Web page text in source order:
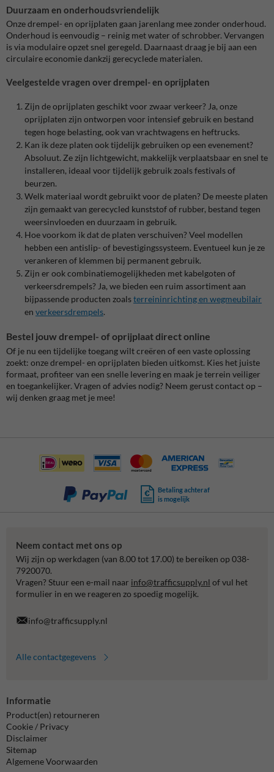
Duurzaam en onderhoudsvriendelijk
Onze drempel- en oprijplaten gaan jarenlang mee zonder onderhoud.
Onderhoud is eenvoudig – reinig met water of schrobber. Vervangen
is via modulaire opzet snel geregeld. Daarnaast draag je bij aan een
circulaire economie dankzij gerecyclede materialen.
Veelgestelde vragen over drempel- en oprijplaten
Zijn de oprijplaten geschikt voor zwaar verkeer? Ja, onze
oprijplaten zijn ontworpen voor intensief gebruik en bestand
tegen hoge belasting, ook van vrachtwagens en heftrucks.
Kan ik deze platen ook tijdelijk gebruiken op een evenement?
Absoluut. Ze zijn lichtgewicht, makkelijk verplaatsbaar en snel te
installeren, ideaal voor tijdelijk gebruik zoals festivals of
beurzen.
Welk materiaal wordt gebruikt voor de platen? De meeste platen
zijn gemaakt van gerecycled kunststof of rubber, bestand tegen
weersinvloeden en duurzaam in gebruik.
Hoe voorkom ik dat de platen verschuiven? Veel modellen
hebben een antislip- of bevestigingssysteem. Eventueel kun je ze
verankeren of klemmen bij permanent gebruik.
Zijn er ook combinatiemogelijkheden met kabelgoten of
verkeersdrempels? Ja, we bieden een ruim assortiment aan
bijpassende producten zoalsterreininrichting en wegmeubilair
en verkeersdrempels.
Bestel jouw drempel- of oprijplaat direct online
Of je nu een tijdelijke toegang wilt creëren of een vaste oplossing
zoekt: onze drempel- en oprijplaten bieden uitkomst. Kies het juiste
formaat, profiteer van een snelle levering en maak je terrein veiliger
en toegankelijker. Vragen of advies nodig? Neem gerust contact op –
wij denken graag met je mee!
Betaling achteraf
is mogelijk
Neem contact met ons op
Wij zijn op werkdagen (van 8.00 tot 17.00) te bereiken op 038-
7920070.
Vragen? Stuur een e-mail naar info@trafficsupply.nl of vul het
formulier in en we reageren zo spoedig mogelijk.
info@trafficsupply.nl
Alle contactgegevens
Informatie
Product(en) retourneren
Cookie / Privacy
Disclaimer
Sitemap
Algemene Voorwaarden